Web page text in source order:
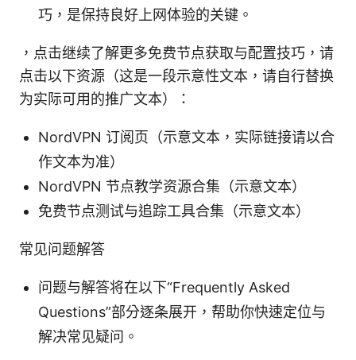
巧，是保持良好上网体验的关键。
，点击继续了解更多免费节点获取与配置技巧，请
点击以下资源（这是一段示意性文本，请自行替换
为实际可用的推广文本）：
NordVPN 订阅页（示意文本，实际链接请以合
作文本为准）
NordVPN 节点教学资源合集（示意文本）
免费节点测试与追踪工具合集（示意文本）
常见问题解答
问题与解答将在以下“Frequently Asked
Questions”部分逐条展开，帮助你快速定位与
解决常见疑问。